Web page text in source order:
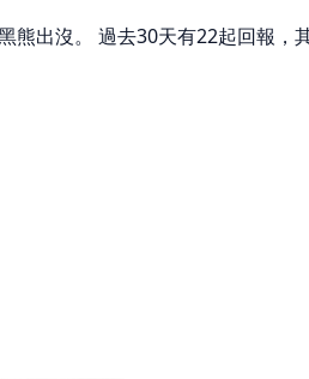
熊出沒。 過去30天有22起回報